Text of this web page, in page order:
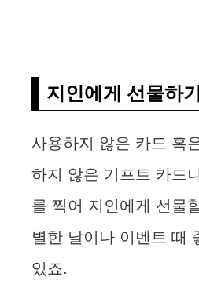
지인에게 선물하기
사용하지 않은 카드 혹
하지 않은 기프트 카드
를 찍어 지인에게 선물
별한 날이나 이벤트 때
있죠.